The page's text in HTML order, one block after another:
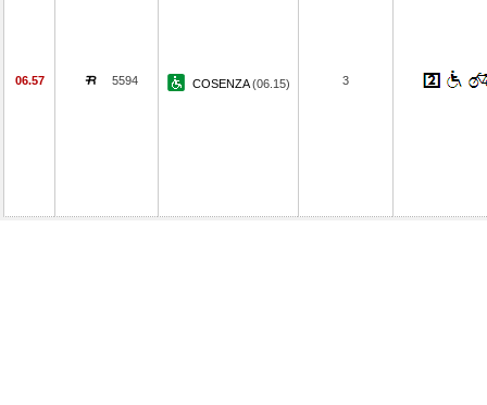
06.57 5594 COSENZA(06.15) 3